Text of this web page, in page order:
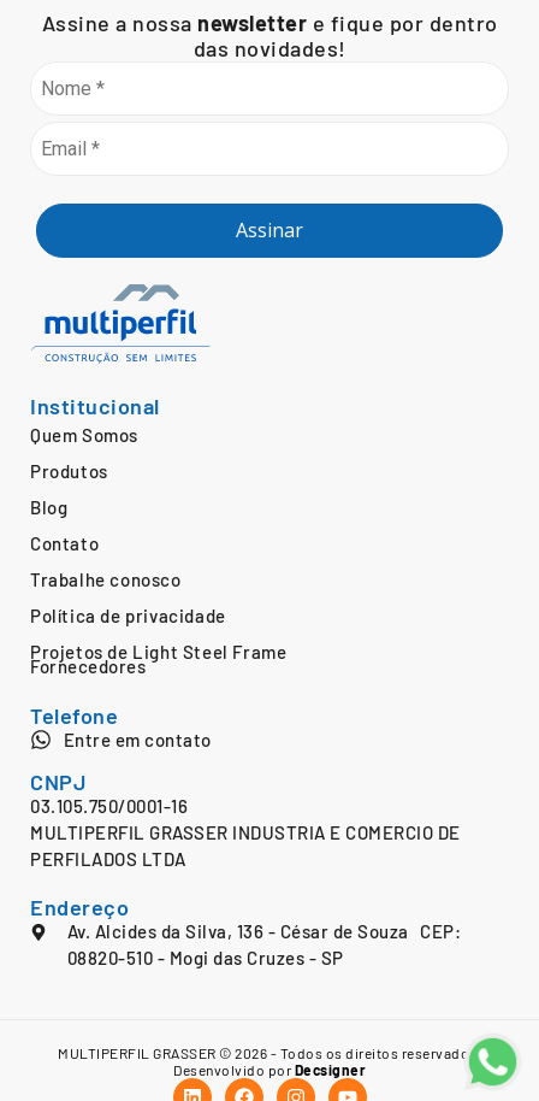
Assine a nossa newsletter e fique por dentro
das novidades!
Assinar
Institucional
Quem Somos
Produtos
Blog
Contato
Trabalhe conosco
Política de privacidade
Projetos de Light Steel Frame
Fornecedores
Telefone
Entre em contato
CNPJ
03.105.750/0001-16
MULTIPERFIL GRASSER INDUSTRIA E COMERCIO DE
PERFILADOS LTDA
Endereço
Av. Alcides da Silva, 136 - César de Souza CEP:
08820-510 - Mogi das Cruzes - SP
MULTIPERFIL GRASSER © 2026 - Todos os direitos reservados.
Desenvolvido por Decsigner